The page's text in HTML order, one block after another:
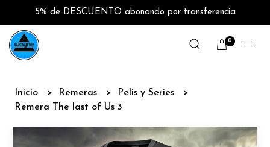
5% de DESCUENTO abonando por transferencia
0
Inicio Remeras
Pelis y Series
Remera The last of Us 3